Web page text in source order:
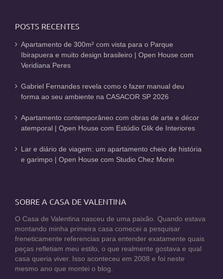
POSTS RECENTES
Apartamento de 300m² com vista para o Parque
Ibirapuera e muito design brasileiro | Open House com
Veridiana Peres
Gabriel Fernandes revela como o fazer manual deu
forma ao seu ambiente na CASACOR SP 2026
Apartamento contemporâneo com obras de arte e décor
atemporal | Open House com Estúdio Glik de Interiores
Lar e diário de viagem: um apartamento cheio de história
e garimpo | Open House com Studio Chez Morin
SOBRE A CASA DE VALENTINA
O Casa de Valentina nasceu de uma paixão. Quando estava
montando minha primeira casa comecei a pesquisar
freneticamente referencias para entender exatamente quais
peças refletiam meu estilo, o que realmente gostava e qual
casa queria viver. Isso aconteceu em 2008 e foi neste
mesmo ano que montei o blog.